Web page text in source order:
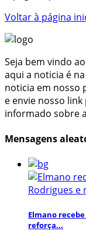
Voltar à página
Seja bem vindo
aqui a noticia é
noticia em nosso
e envie nosso
informado sobre
Mensagens
Elmano
reforça...